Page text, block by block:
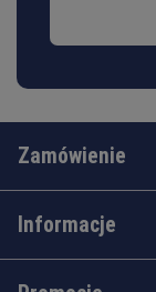
Zamówienie
Informacje